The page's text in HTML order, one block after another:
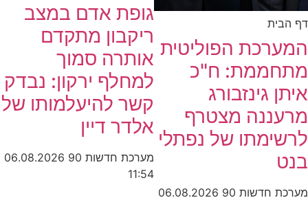
דף הבית
המערכת הפוליטית
מתחממת: ח"כ
איתן גינזבורג
מרעננה מצטרף
לרשימתו של נפתלי
בנט
מערכת חדשות 90
06.08.2026
גופת אדם במצב
ריקבון מתקדם
אותרה סמוך
למחלף ירקון: נבדק
קשר להיעלמותו של
אלדר דיין
מערכת חדשות 90
06.08.2026
11:54